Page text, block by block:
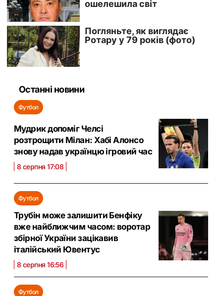
Останні новини
Футбол
Мудрик допоміг Челсі
розтрощити Мілан: Хабі Алонсо
знову надав українцю ігровий час
8 серпня 17:08
Футбол
Трубін може залишити Бенфіку
вже найближчим часом: воротар
збірної України зацікавив
італійський Ювентус
8 серпня 16:56
Футбол